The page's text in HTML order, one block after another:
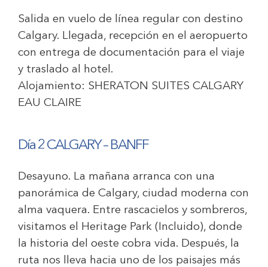
Salida en vuelo de línea regular con destino
Calgary. Llegada, recepción en el aeropuerto
con entrega de documentación para el viaje
y traslado al hotel.
Alojamiento: SHERATON SUITES CALGARY
EAU CLAIRE
Día 2 CALGARY – BANFF
Desayuno. La mañana arranca con una
panorámica de Calgary, ciudad moderna con
alma vaquera. Entre rascacielos y sombreros,
visitamos el Heritage Park (Incluido), donde
la historia del oeste cobra vida. Después, la
ruta nos lleva hacia uno de los paisajes más